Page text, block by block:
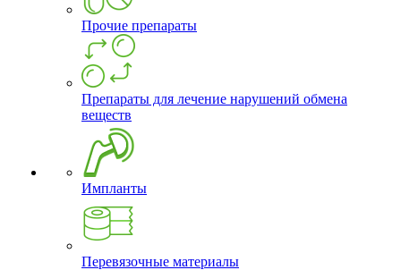
Прочие препараты
Препараты для лечение нарушений обмена
веществ
Импланты
Перевязочные материалы